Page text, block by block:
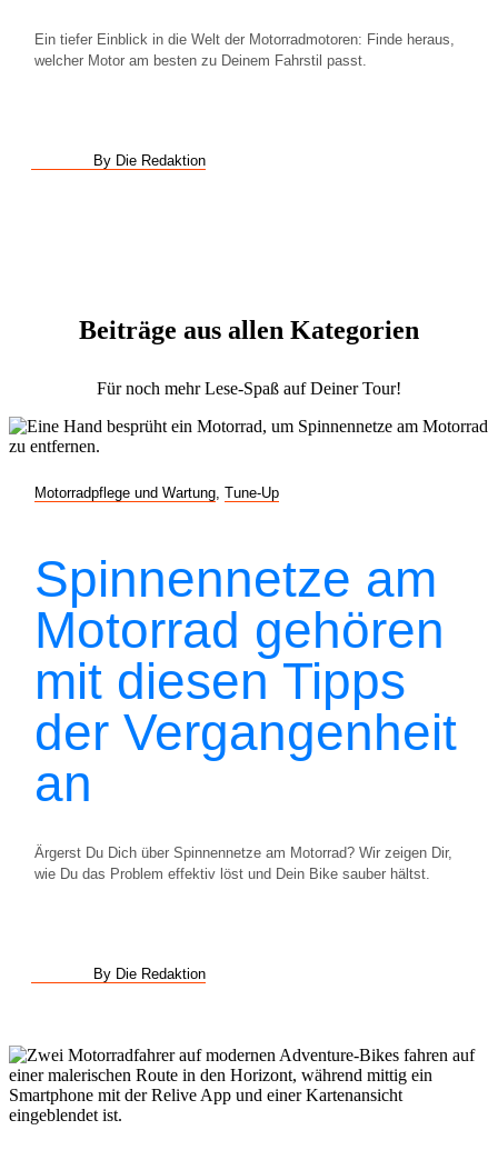
Ein tiefer Einblick in die Welt der Motorradmotoren: Finde heraus,
welcher Motor am besten zu Deinem Fahrstil passt.
By Die Redaktion
Beiträge aus allen Kategorien
Für noch mehr Lese-Spaß auf Deiner Tour!
Motorradpflege und Wartung Tune-Up
Spinnennetze am
Motorrad gehören
mit diesen Tipps
der Vergangenheit
an
Ärgerst Du Dich über Spinnennetze am Motorrad? Wir zeigen Dir,
wie Du das Problem effektiv löst und Dein Bike sauber hältst.
By Die Redaktion